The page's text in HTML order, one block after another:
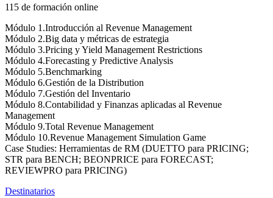
115 de formación online
Módulo 1.Introducción al Revenue Management
Módulo 2.Big data y métricas de estrategia
Módulo 3.Pricing y Yield Management Restrictions
Módulo 4.Forecasting y Predictive Analysis
Módulo 5.Benchmarking
Módulo 6.Gestión de la Distribution
Módulo 7.Gestión del Inventario
Módulo 8.Contabilidad y Finanzas aplicadas al Revenue
Management
Módulo 9.Total Revenue Management
Módulo 10.Revenue Management Simulation Game
Case Studies: Herramientas de RM (DUETTO para PRICING;
STR para BENCH; BEONPRICE para FORECAST;
REVIEWPRO para PRICING)
Destinatarios